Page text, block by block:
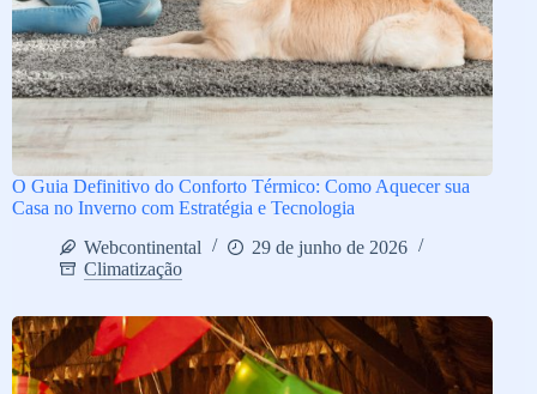
O Guia Definitivo do Conforto Térmico: Como Aquecer sua
Casa no Inverno com Estratégia e Tecnologia
Webcontinental
29 de junho de 2026
Climatização